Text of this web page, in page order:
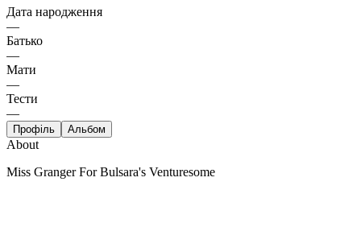
Дата народження
—
Батько
—
Мати
—
Тести
—
Профіль Альбом
About
Miss Granger For Bulsara's Venturesome